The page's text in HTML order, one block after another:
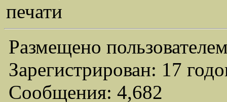
печати
Размещено
Зарегистрирован: 17
Сообщения: 4,682